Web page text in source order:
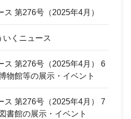
ス 第276号（2025年4月）
いくニュース
ス 第276号（2025年4月） 6
物館等の展示・イベント
ス 第276号（2025年4月） 7
書館の展示・イベント